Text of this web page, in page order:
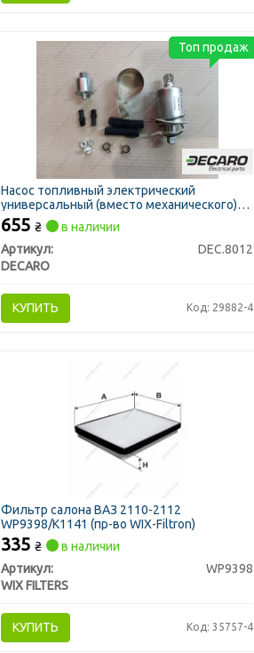
Насос топливный электрический
универсальный (вместо механического)
(DECARO)
655₴
в наличии
Артикул:
DEC.8012
DECARO
КУПИТЬ Код: 29882-4
Топ продаж
Фильтр салона ВАЗ 2110-2112
WP9398/K1141 (пр-во WIX-Filtron)
335₴
в наличии
Артикул:
WP9398
WIX FILTERS
КУПИТЬ Код: 35757-4